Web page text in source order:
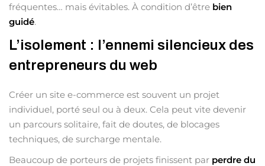
fréquentes… mais évitables. À condition d’être bien
guidé.
L’isolement : l’ennemi silencieux des
entrepreneurs du web
Créer un site e-commerce est souvent un projet
individuel, porté seul ou à deux. Cela peut vite devenir
un parcours solitaire, fait de doutes, de blocages
techniques, de surcharge mentale.
Beaucoup de porteurs de projets finissent par perdre du